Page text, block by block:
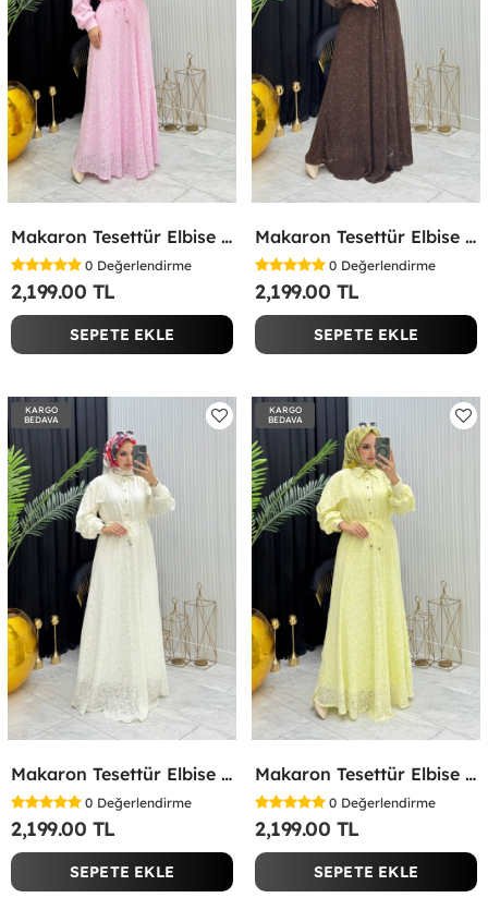
Makaron Tesettür Elbise Pembe Pembe
0 Değerlendirme
2,199.00 TL
SEPETE EKLE
Makaron Tesettür Elbise Kahverengi Kahverengi
0 Değerlendirme
2,199.00 TL
SEPETE EKLE
KARGO
BEDAVA
Makaron Tesettür Elbise Beyaz Beyaz
0 Değerlendirme
2,199.00 TL
SEPETE EKLE
KARGO
BEDAVA
Makaron Tesettür Elbise Sarı Sarı
0 Değerlendirme
2,199.00 TL
SEPETE EKLE